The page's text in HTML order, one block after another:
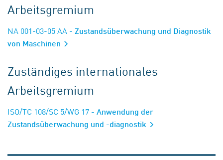
Arbeitsgremium
NA 001-03-05 AA - Zustandsüberwachung und Diagnostik
von Maschinen
Zuständiges internationales
Arbeitsgremium
ISO/TC 108/SC 5/WG 17 - Anwendung der
Zustandsüberwachung und -diagnostik